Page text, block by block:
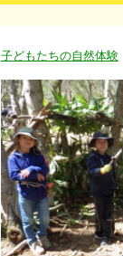
子どもたちの自然体験